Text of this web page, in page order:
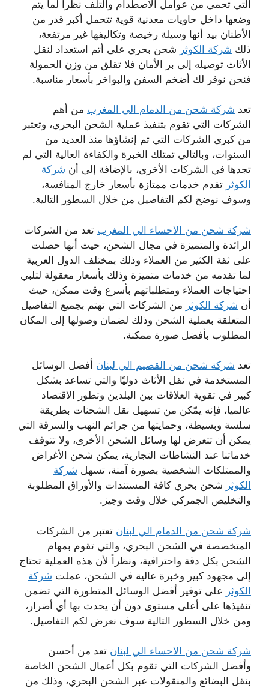
التي تحمي من عوامل الاصطدام والتلف نظرا لما يتم
وضعها داخل حاويات معدنية قوية تتحمل أكبر قدر من
الأطنان بيد أنها وسيلة رخيصة وتكاليفها غير مرتفعة،
ذلك شركة الكوثر شحن بحري على أتم استعداد لنقل
الأثاث توصيله إلى بر الأمان فلا تقلق من وزن الحمولة
فنحن نوفر لك أضخم السفن والبواخر بأسعار مناسبة.
تعد شركة شحن من الدمام الي المغرب من أهم
الشركات التي تقوم بتنفيذ عملية الشحن البحري، وتعتبر
من كبرى الشركات التي تم إنشاؤها منذ العديد من
السنوات، وبالتالي تمتلك الخبرة والكفاءة العالية التي لم
تجدها في الشركات الأخرى، بالإضافة إلى أن شركة
الكوثر تقدم خدمات ممتازة بأسعار خارج المنافسة،
وسوف نوضح لكم التفاصيل من خلال السطور التالية.
شركة شحن من الاحساء الي المغرب تعد من الشركات
الرائدة والمتميزة في مجال الشحن، حيث أنها حصلت
على ثقة الكثير من العملاء وذلك بمختلف الدول العربية
لما تقدمه من خدمات متميزة وذلك بأسعار معقولة لتلبي
احتياجات العملاء ومتطلباتهم بأسرع وقت ممكن، حيث
أن شركة الكوثر من الشركات التي تهتم بجميع التفاصيل
المتعلقة بعملية الشحن وذلك لضمان وصولها إلى المكان
المطلوب بأفضل صورة ممكنة.
تعد شركة شحن من القصيم الي لبنان أفضل الوسائل
المستخدمة في نقل الأثاث دوليًا والتي تساعد بشكل
كبير في تقوية العلاقات بين البلدين وتطور الاقتصاد
عالميا، فإنه يمّكن من تسهيل نقل الشحنات بطريقة
سلسة وبسيطة، وحمايتها من جرائم النهب والسرقة التي
يمكن أن تتعرض لها وسائل الشحن الأخرى، ولا تتوقف
خدماتنا عند النشاطات التجارية، يمكن شحن الأغراض
والممتلكات الشخصية بصورة آمنة، تسهل شركة
الكوثر شحن بحري كافة المستندات والأوراق المطلوبة
والتخليص الجمركي خلال وقت وجيز.
شركة شحن من الدمام الي لبنان تعتبر من الشركات
المتخصصة في الشحن البحري، والتي تقوم بمهام
الشحن بكل دقة واحترافية، ونظراً لأن هذه العملية تحتاج
إلى مجهود كبير وخبرة عالية في الشحن، عملت شركة
الكوثر على توفير أفضل الوسائل المتطورة التي تضمن
تنفيذها على أعلى مستوى دون أن يحدث بها أي أضرار،
ومن خلال السطور التالية سوف نعرض لكم التفاصيل.
شركة شحن من الاحساء الي لبنان تعد من أحسن
وأفضل الشركات التي تقوم بكل أعمال الشحن الخاصة
بنقل البضائع والمنقولات عبر الشحن البحري، وذلك من